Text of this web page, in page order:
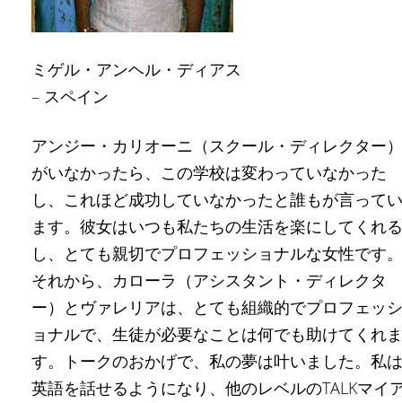
ミゲル・アンヘル・ディアス
– スペイン
アンジー・カリオーニ（スクール・ディレクター）
がいなかったら、この学校は変わっていなかった
し、これほど成功していなかったと誰もが言ってい
ます。彼女はいつも私たちの生活を楽にしてくれる
し、とても親切でプロフェッショナルな女性です。
それから、カローラ（アシスタント・ディレクタ
ー）とヴァレリアは、とても組織的でプロフェッシ
ョナルで、生徒が必要なことは何でも助けてくれま
す。トークのおかげで、私の夢は叶いました。私は
英語を話せるようになり、他のレベルのTALKマイ